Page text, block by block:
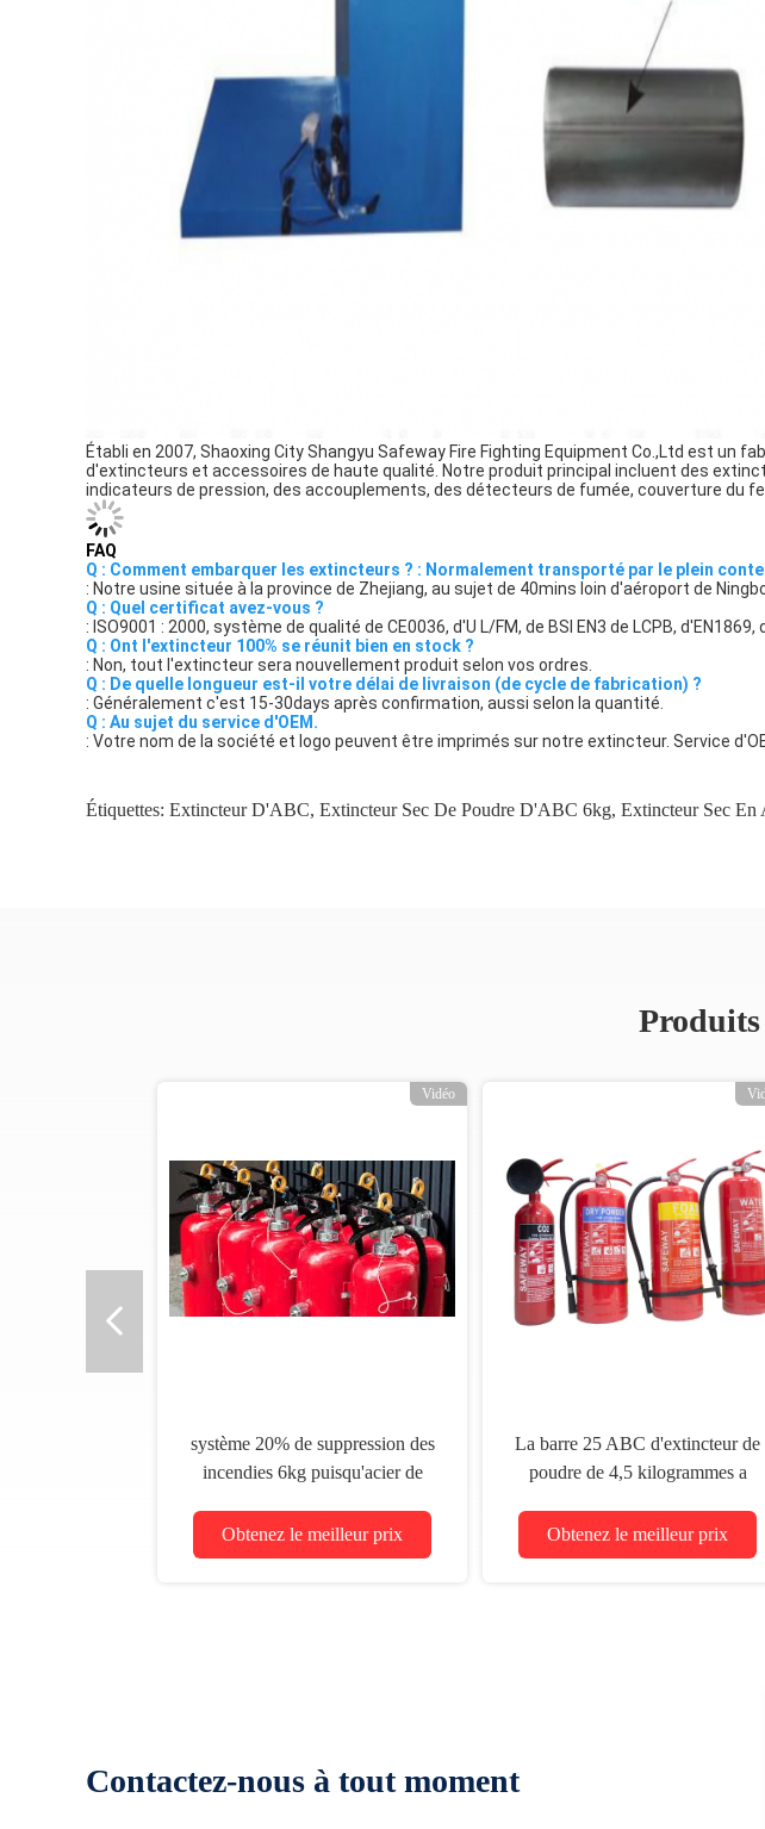
Établi en 2007, Shaoxing City Shangyu Safeway Fire Fighting Equipment Co.,Ltd est
d'extincteurs et accessoires de haute qualité. Notre produit principal incluent des
indicateurs de pression, des accouplements, des détecteurs de fumée, couverture du
FAQ
Q : Comment embarquer les extincteurs ? : Normalement transporté par le plein
: Notre usine située à la province de Zhejiang, au sujet de 40mins loin d'aéroport de
Q : Quel certificat avez-vous ?
: ISO9001 : 2000, système de qualité de CE0036, d'U L/FM, de BSI EN3 de LCPB, d'EN1869,
Q : Ont l'extincteur 100% se réunit bien en stock ?
: Non, tout l'extincteur sera nouvellement produit selon vos ordres.
Q : De quelle longueur est-il votre délai de livraison (de cycle de fabrication) ?
: Généralement c'est 15-30days après confirmation, aussi selon la quantité.
Q : Au sujet du service d'OEM.
: Votre nom de la société et logo peuvent être imprimés sur notre extincteur. Service
Étiquettes: Extincteur D'ABC, Extincteur Sec De Poudre D'ABC 6kg, Extincteur Sec
Produits
Vidéo
système 20% de suppression des
incendies 6kg puisqu'acier de
Obtenez le meilleur prix
La barre 25 ABC d'extincteur de
poudre de 4,5 kilogrammes a
Obtenez le meilleur prix
Contactez-nous à tout moment